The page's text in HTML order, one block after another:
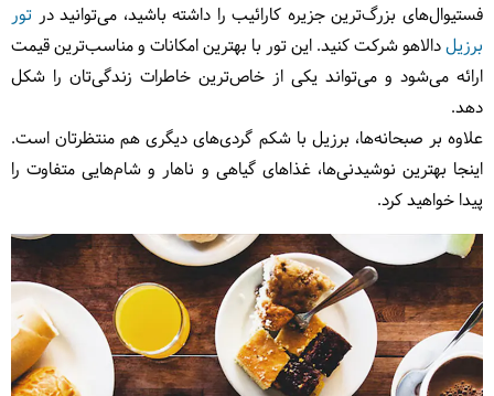
فستیوال‌های بزرگ‌ترین جزیره کارائیب را داشته باشید، می‌توانید در تور
برزیلدالاهو شرکت کنید. این تور با بهترین امکانات و مناسب‌ترین قیمت
ارائه می‌شود و می‌تواند یکی از خاص‌ترین خاطرات زندگی‌تان را شکل
دهد.
علاوه بر صبحانه‌ها، برزیل با شکم گردی‌های دیگری هم منتظرتان است.
اینجا بهترین نوشیدنی‌ها، غذاهای گیاهی و ناهار و شام‌هایی متفاوت را
پیدا خواهید کرد.